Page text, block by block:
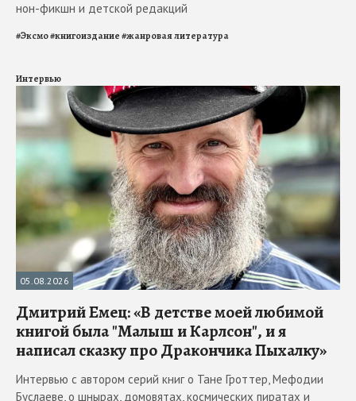
нон-фикшн и детской редакций
#Эксмо#книгоиздание#жанровая литература
Интервью
05.08.2026
Дмитрий Емец: «В детстве моей любимой
книгой была "Малыш и Карлсон", и я
написал сказку про Дракончика Пыхалку»
Интервью с автором серий книг о Тане Гроттер, Мефодии
Буслаеве, о шнырах, домовятах, космических пиратах и